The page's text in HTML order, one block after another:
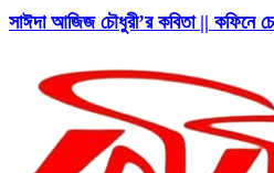
সাঈদা আজিজ চৌধুরী’র কবিতা || কফিনে